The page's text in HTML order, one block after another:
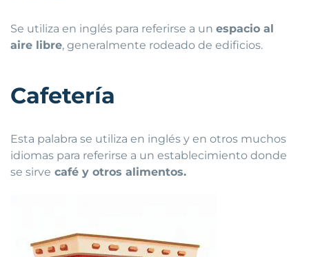
Se utiliza en inglés para referirse a un espacio al
aire libre, generalmente rodeado de edificios.
Cafetería
Esta palabra se utiliza en inglés y en otros muchos
idiomas para referirse a un establecimiento donde
se sirve café y otros alimentos.